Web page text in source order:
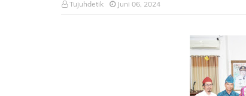
Tujuhdetik Juni 06, 2024